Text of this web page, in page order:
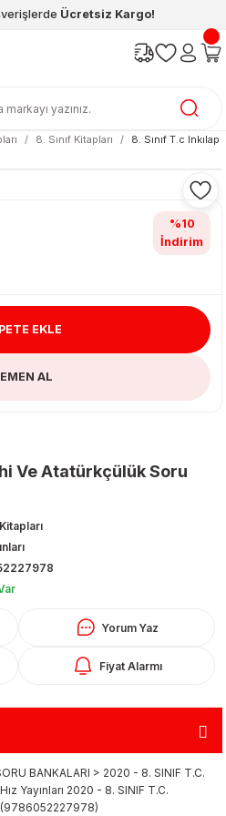
Ücretsiz Kargo!
8. Sınıf Kitapları 8. Sınıf T.c
Ve Atatürkçülük Soru
Yorum Yaz
Fiyat Alarmı
%10
İndirim
EKLE
AL
BANKALARI > 2020 - 8. SINIF T.C.
Yayınları 2020 - 8. SINIF T.C.
(9786052227978)